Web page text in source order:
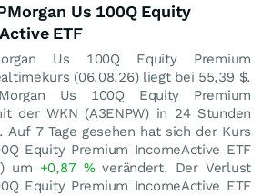
Us 100Q Equity
ETF
Us 100Q Equity Premium
(06.08.26) liegt bei 55,39 $.
Us 100Q Equity Premium
der WKN (A3ENPW) in 24 Stunden
7 Tage gesehen hat sich der Kurs
Equity Premium IncomeActive ETF
um +0,87 %verändert. Der Verlust
Equity Premium IncomeActive ETF